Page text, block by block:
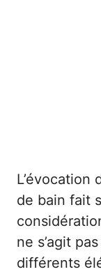
L’évocation
de bain fait
ne s’agit
différents